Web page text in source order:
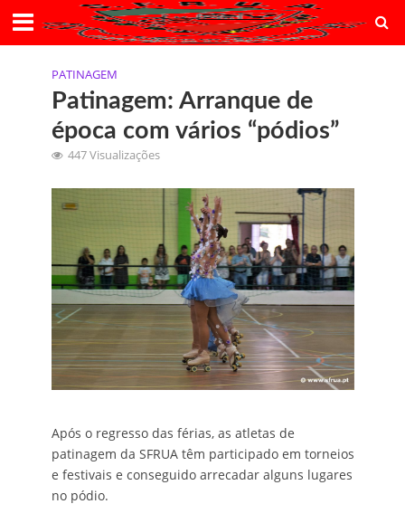
PATINAGEM
Patinagem: Arranque de
época com vários “pódios”
447 Visualizações
Após o regresso das férias, as atletas de
patinagem da SFRUA têm participado em torneios
e festivais e conseguido arrecadar alguns lugares
no pódio.